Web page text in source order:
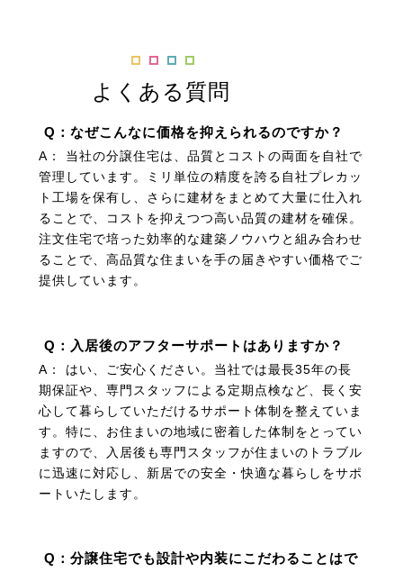
よくある質問
Q：なぜこんなに価格を抑えられるのですか？
A： 当社の分譲住宅は、品質とコストの両面を自社で
管理しています。ミリ単位の精度を誇る自社プレカッ
ト工場を保有し、さらに建材をまとめて大量に仕入れ
ることで、コストを抑えつつ高い品質の建材を確保。
注文住宅で培った効率的な建築ノウハウと組み合わせ
ることで、高品質な住まいを手の届きやすい価格でご
提供しています。
Q：入居後のアフターサポートはありますか？
A： はい、ご安心ください。当社では最長35年の長
期保証や、専門スタッフによる定期点検など、長く安
心して暮らしていただけるサポート体制を整えていま
す。特に、お住まいの地域に密着した体制をとってい
ますので、入居後も専門スタッフが住まいのトラブル
に迅速に対応し、新居での安全・快適な暮らしをサポ
ートいたします。
Q：分譲住宅でも設計や内装にこだわることはで